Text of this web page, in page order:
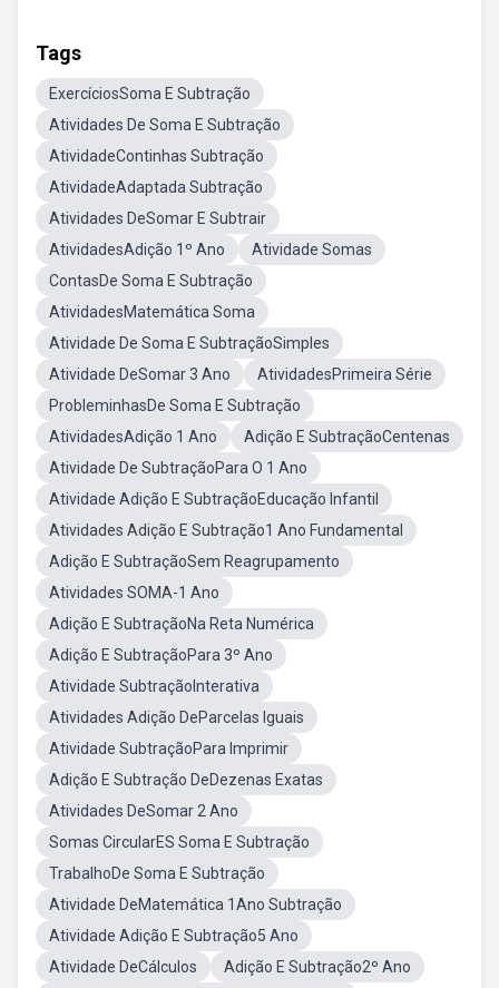
Tags
ExercíciosSoma E Subtração
Atividades De Soma E Subtração
AtividadeContinhas Subtração
AtividadeAdaptada Subtração
Atividades DeSomar E Subtrair
AtividadesAdição 1º Ano
Atividade Somas
ContasDe Soma E Subtração
AtividadesMatemática Soma
Atividade De Soma E SubtraçãoSimples
Atividade DeSomar 3 Ano
AtividadesPrimeira Série
ProbleminhasDe Soma E Subtração
AtividadesAdição 1 Ano
Adição E SubtraçãoCentenas
Atividade De SubtraçãoPara O 1 Ano
Atividade Adição E SubtraçãoEducação Infantil
Atividades Adição E Subtração1 Ano Fundamental
Adição E SubtraçãoSem Reagrupamento
Atividades SOMA-1 Ano
Adição E SubtraçãoNa Reta Numérica
Adição E SubtraçãoPara 3º Ano
Atividade SubtraçãoInterativa
Atividades Adição DeParcelas Iguais
Atividade SubtraçãoPara Imprimir
Adição E Subtração DeDezenas Exatas
Atividades DeSomar 2 Ano
Somas CircularES Soma E Subtração
TrabalhoDe Soma E Subtração
Atividade DeMatemática 1Ano Subtração
Atividade Adição E Subtração5 Ano
Atividade DeCálculos
Adição E Subtração2º Ano